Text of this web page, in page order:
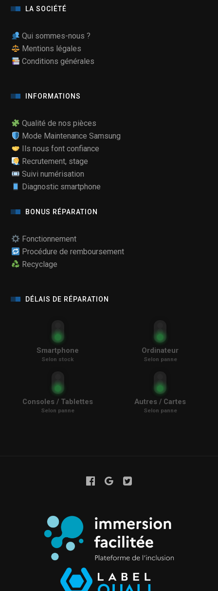
LA SOCIÉTÉ
Qui sommes-nous ?
Mentions légales
Conditions générales
INFORMATIONS
Qualité de nos pièces
Mode Maintenance Samsung
Ils nous font confiance
Recrutement, stage
Suivi numérisation
Diagnostic smartphone
BONUS RÉPARATION
Fonctionnement
Procédure de remboursement
Recyclage
DÉLAIS DE RÉPARATION
Smartphone
Selon stock
Ordinateur
Selon panne
Consoles / Tablettes
Selon panne
Autres / Cartes
Selon panne